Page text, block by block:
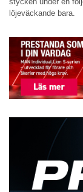
löjeväckande bara.